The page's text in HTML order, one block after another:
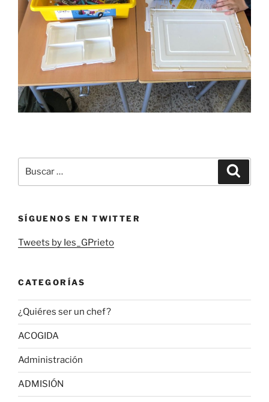
por:
SÍGUENOS EN TWITTER
Tweets by Ies_GPrieto
CATEGORÍAS
¿Quiéres ser un chef?
ACOGIDA
Administración
ADMISIÓN